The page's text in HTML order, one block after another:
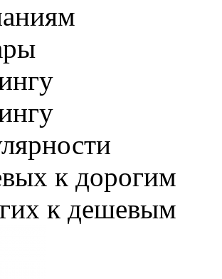
к дорогим
к дешевым